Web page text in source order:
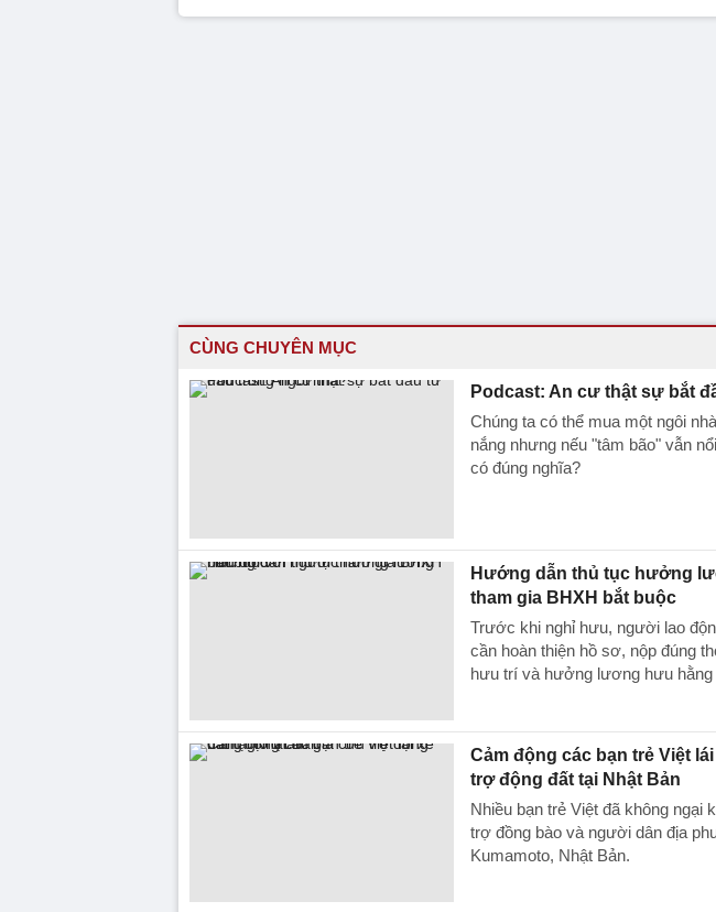
CÙNG CHUYÊN MỤC
Podcast: An cư thật sự bắt
Chúng ta có thể mua một ngôi
nắng nhưng nếu "tâm bão" vẫn
có đúng nghĩa?
Hướng dẫn thủ tục hưởng
tham gia BHXH bắt buộc
Trước khi nghỉ hưu, người lao
cần hoàn thiện hồ sơ, nộp đúng
hưu trí và hưởng lương hưu hằng
Cảm động các bạn trẻ Việt
trợ động đất tại Nhật Bản
Nhiều bạn trẻ Việt đã không ngại
trợ đồng bào và người dân địa
Kumamoto, Nhật Bản.